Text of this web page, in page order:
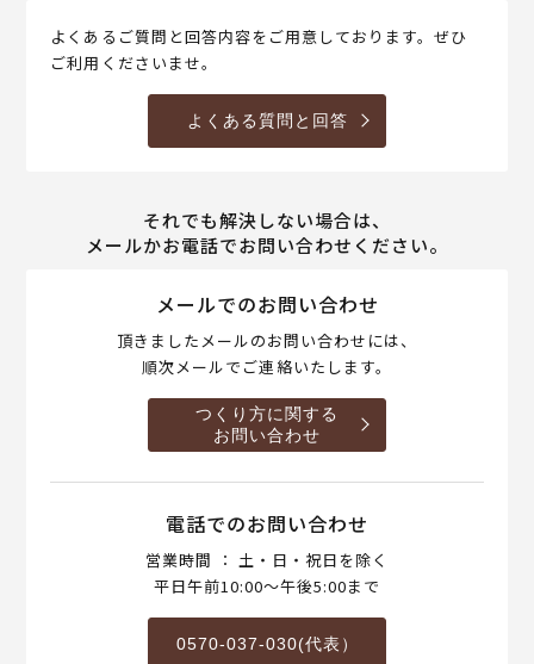
よくあるご質問と回答内容をご用意しております。ぜひ
ご利用くださいませ。
よくある質問と回答
それでも解決しない場合は、
メールかお電話でお問い合わせください。
メールでのお問い合わせ
頂きましたメールのお問い合わせには、
順次メールでご連絡いたします。
つくり方に関する
お問い合わせ
電話でのお問い合わせ
営業時間 ： 土・日・祝日を除く
平日午前10:00～午後5:00まで
0570-037-030(代表）